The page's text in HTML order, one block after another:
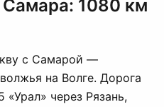
1080 км
с Самарой —
на Волге. Дорога
через Рязань,